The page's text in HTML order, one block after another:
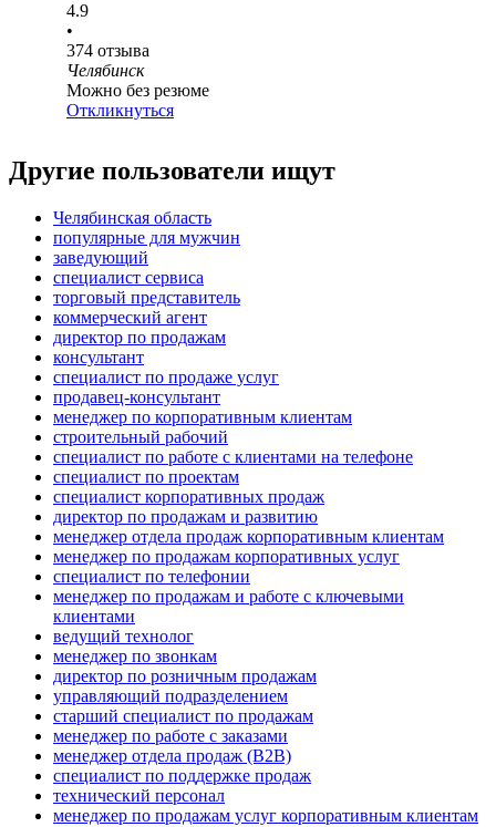
4.9
•
374 отзыва
Челябинск
Можно без резюме
Откликнуться
Другие пользователи ищут
Челябинская область
популярные для мужчин
заведующий
специалист сервиса
торговый представитель
коммерческий агент
директор по продажам
консультант
специалист по продаже услуг
продавец-консультант
менеджер по корпоративным клиентам
строительный рабочий
специалист по работе с клиентами на телефоне
специалист по проектам
специалист корпоративных продаж
директор по продажам и развитию
менеджер отдела продаж корпоративным клиентам
менеджер по продажам корпоративных услуг
специалист по телефонии
менеджер по продажам и работе с ключевыми
клиентами
ведущий технолог
менеджер по звонкам
директор по розничным продажам
управляющий подразделением
старший специалист по продажам
менеджер по работе с заказами
менеджер отдела продаж (B2B)
специалист по поддержке продаж
технический персонал
менеджер по продажам услуг корпоративным клиентам